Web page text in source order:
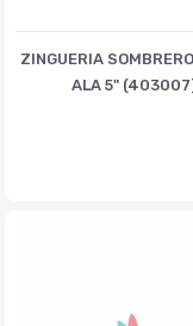
ZINGUERIA
ALA 5"